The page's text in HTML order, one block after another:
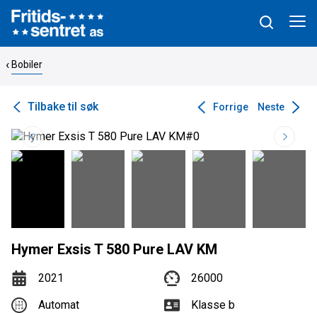
Bobiler
Tilbake til søk Forrige Neste
Hymer Exsis T 580 Pure LAV KM
2021
26000
Automat
Klasse b